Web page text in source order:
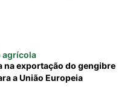
agrícola
na exportação do gengibre
a União Europeia